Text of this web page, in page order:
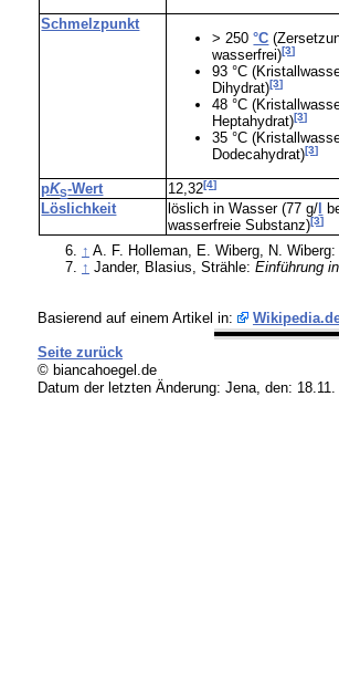
Schmelzpunkt
> 250°C
wasserfrei)[3]
93 °C
Dihydrat)[3]
48 °C
Heptahydrat)[3]
35 °C
Dodecahydrat)[3]
pKS-Wert 12,32[4]
Löslichkeit löslich in Wasser (77 g/
wasserfreie Substanz)[3]
↑ A. F. Holleman, E. Wiberg, N. Wiberg:
↑ Jander, Blasius, Strähle: Einführung
Basierend auf einem Artikel in:
Seite zurück
© biancahoegel.de
Datum der letzten Änderung: Jena, den: 18.11.